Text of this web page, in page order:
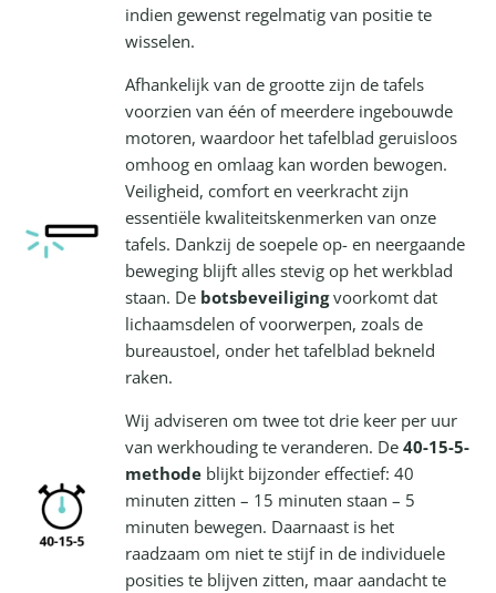
indien gewenst regelmatig van positie te
wisselen.
Afhankelijk van de grootte zijn de tafels
voorzien van één of meerdere ingebouwde
motoren, waardoor het tafelblad geruisloos
omhoog en omlaag kan worden bewogen.
Veiligheid, comfort en veerkracht zijn
essentiële kwaliteitskenmerken van onze
tafels. Dankzij de soepele op- en neergaande
beweging blijft alles stevig op het werkblad
staan. De botsbeveiligingvoorkomt dat
lichaamsdelen of voorwerpen, zoals de
bureaustoel, onder het tafelblad bekneld
raken.
Wij adviseren om twee tot drie keer per uur
van werkhouding te veranderen. De40-15-5-
methode blijkt bijzonder effectief: 40
minuten zitten – 15 minuten staan ​​– 5
minuten bewegen. Daarnaast is het
raadzaam om niet te stijf in de individuele
posities te blijven zitten, maar aandacht te